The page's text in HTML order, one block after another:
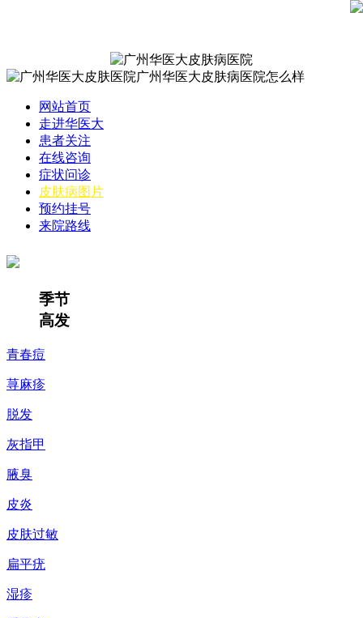
网站首页
走进华医大
患者关注
在线咨询
症状问诊
皮肤病图片
预约挂号
来院路线
季节
高发
青春痘
荨麻疹
脱发
灰指甲
腋臭
皮炎
皮肤过敏
扁平疣
湿疹